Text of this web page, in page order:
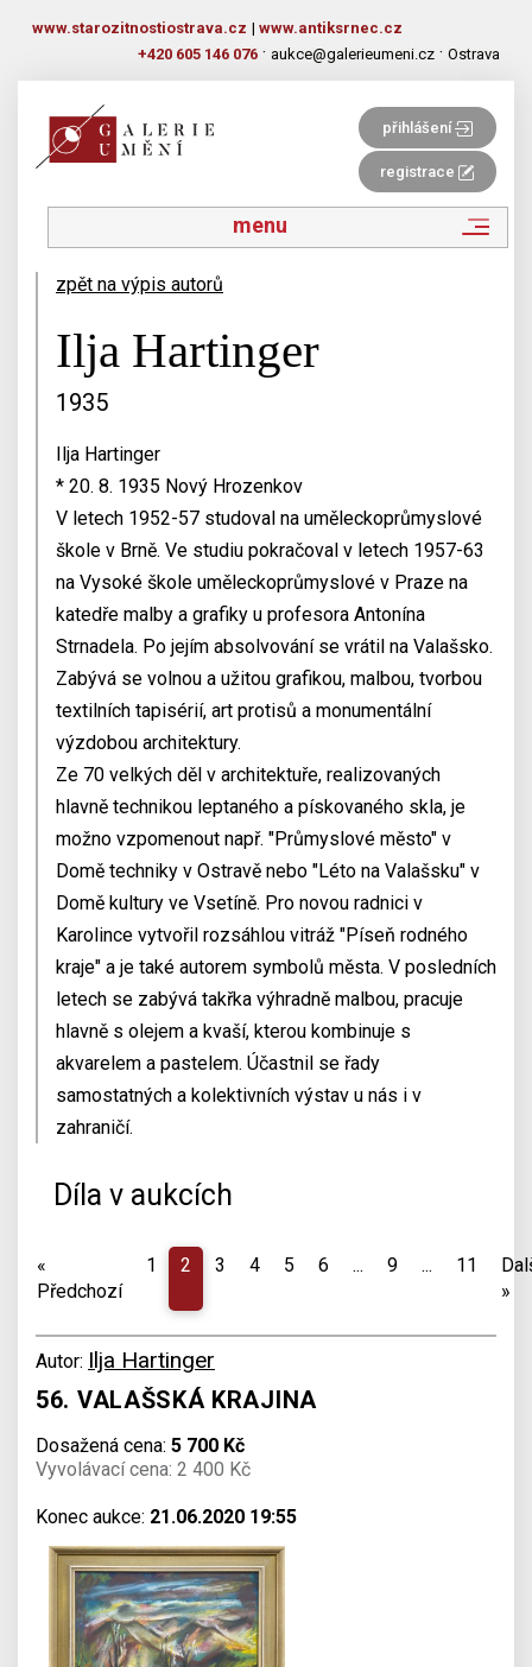
www.starozitnostiostrava.cz | www.antiksrnec.cz
+420 605 146 076 · aukce@galerieumeni.cz · Ostrava
přihlášení
registrace
menu
zpět na výpis autorů
Ilja Hartinger
1935
Ilja Hartinger
* 20. 8. 1935 Nový Hrozenkov
V letech 1952-57 studoval na uměleckoprůmyslové
škole v Brně. Ve studiu pokračoval v letech 1957-63
na Vysoké škole uměleckoprůmyslové v Praze na
katedře malby a grafiky u profesora Antonína
Strnadela. Po jejím absolvování se vrátil na Valašsko.
Zabývá se volnou a užitou grafikou, malbou, tvorbou
textilních tapisérií, art protisů a monumentální
výzdobou architektury.
Ze 70 velkých děl v architektuře, realizovaných
hlavně technikou leptaného a pískovaného skla, je
možno vzpomenout např. "Průmyslové město" v
Domě techniky v Ostravě nebo "Léto na Valašsku" v
Domě kultury ve Vsetíně. Pro novou radnici v
Karolince vytvořil rozsáhlou vitráž "Píseň rodného
kraje" a je také autorem symbolů města. V posledních
letech se zabývá takřka výhradně malbou, pracuje
hlavně s olejem a kvaší, kterou kombinuje s
akvarelem a pastelem. Účastnil se řady
samostatných a kolektivních výstav u nás i v
zahraničí.
Díla v aukcích
«
Předchozí
1 2 3 4 5 6 ... 9 ... 11
»
Autor: Ilja Hartinger
56. VALAŠSKÁ KRAJINA
Dosažená cena: 5 700 Kč
Vyvolávací cena: 2 400 Kč
Konec aukce: 21.06.2020 19:55